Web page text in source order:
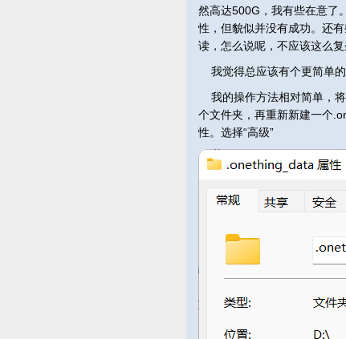
然高达500G，我有些在意了
性，但貌似并没有成功。还
读，怎么说呢，不应该这么复
我觉得总应该有个更简单的
我的操作方法相对简单，
个文件夹，再重新新建一个
性。选择“高级”